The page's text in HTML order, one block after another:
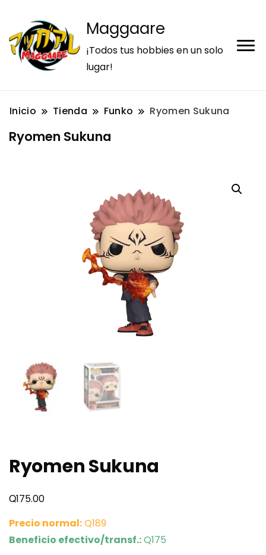
Maggaare
¡Todos tus hobbies en un solo
lugar!
Inicio Tienda Funko Ryomen Sukuna
Ryomen Sukuna
Ryomen Sukuna
Q175.00
Precio normal:Q189
Beneficio efectivo/transf.:Q175